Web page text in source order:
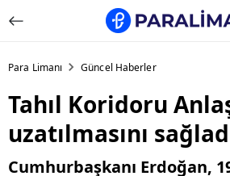
Para Limanı Güncel Haberler
Tahıl Koridoru
uzatılmasını
Cumhurbaşkanı Erdoğan,